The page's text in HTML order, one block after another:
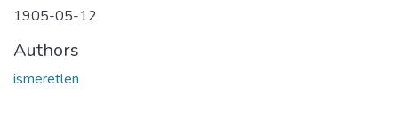
1905-05-12
Authors
ismeretlen